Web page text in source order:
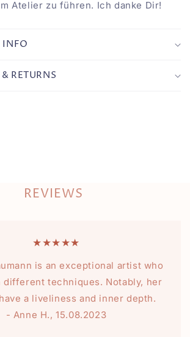
Atelier zu führen. Ich danke Dir!
INFO
RETURNS
REVIEWS
★★★★★
is an exceptional artist who
different techniques. Notably, her
a liveliness and inner depth.
- Anne H., 15.08.2023